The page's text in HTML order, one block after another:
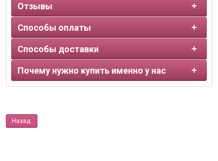
Отзывы
Способы оплаты
Способы доставки
Почему нужно купить именно у нас
Назад.